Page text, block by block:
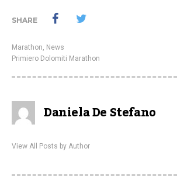
SHARE
Marathon News
Primiero Dolomiti Marathon
Daniela De Stefano
View All Posts by Author